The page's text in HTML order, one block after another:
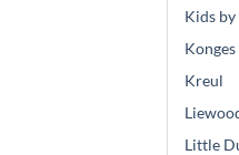
Kids
Kreul
Little